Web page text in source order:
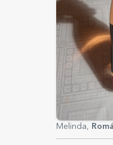
Melinda,